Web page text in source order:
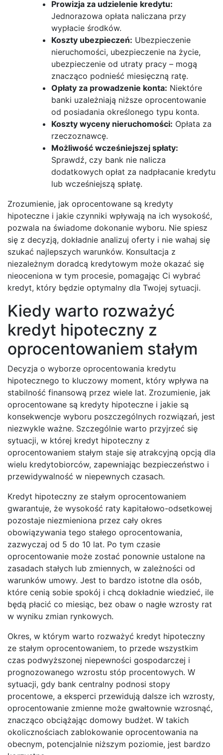
Prowizja za udzielenie kredytu:
Jednorazowa opłata naliczana przy
wypłacie środków.
Koszty ubezpieczeń: Ubezpieczenie
nieruchomości, ubezpieczenie na życie,
ubezpieczenie od utraty pracy – mogą
znacząco podnieść miesięczną ratę.
Opłaty za prowadzenie konta: Niektóre
banki uzależniają niższe oprocentowanie
od posiadania określonego typu konta.
Koszty wyceny nieruchomości: Opłata za
rzeczoznawcę.
Możliwość wcześniejszej spłaty:
Sprawdź, czy bank nie nalicza
dodatkowych opłat za nadpłacanie kredytu
lub wcześniejszą spłatę.
Zrozumienie, jak oprocentowane są kredyty
hipoteczne i jakie czynniki wpływają na ich wysokość,
pozwala na świadome dokonanie wyboru. Nie spiesz
się z decyzją, dokładnie analizuj oferty i nie wahaj się
szukać najlepszych warunków. Konsultacja z
niezależnym doradcą kredytowym może okazać się
nieoceniona w tym procesie, pomagając Ci wybrać
kredyt, który będzie optymalny dla Twojej sytuacji.
Kiedy warto rozważyć
kredyt hipoteczny z
oprocentowaniem stałym
Decyzja o wyborze oprocentowania kredytu
hipotecznego to kluczowy moment, który wpływa na
stabilność finansową przez wiele lat. Zrozumienie, jak
oprocentowane są kredyty hipoteczne i jakie są
konsekwencje wyboru poszczególnych rozwiązań, jest
niezwykle ważne. Szczególnie warto przyjrzeć się
sytuacji, w której kredyt hipoteczny z
oprocentowaniem stałym staje się atrakcyjną opcją dla
wielu kredytobiorców, zapewniając bezpieczeństwo i
przewidywalność w niepewnych czasach.
Kredyt hipoteczny ze stałym oprocentowaniem
gwarantuje, że wysokość raty kapitałowo-odsetkowej
pozostaje niezmieniona przez cały okres
obowiązywania tego stałego oprocentowania,
zazwyczaj od 5 do 10 lat. Po tym czasie
oprocentowanie może zostać ponownie ustalone na
zasadach stałych lub zmiennych, w zależności od
warunków umowy. Jest to bardzo istotne dla osób,
które cenią sobie spokój i chcą dokładnie wiedzieć, ile
będą płacić co miesiąc, bez obaw o nagłe wzrosty rat
w wyniku zmian rynkowych.
Okres, w którym warto rozważyć kredyt hipoteczny
ze stałym oprocentowaniem, to przede wszystkim
czas podwyższonej niepewności gospodarczej i
prognozowanego wzrostu stóp procentowych. W
sytuacji, gdy bank centralny podnosi stopy
procentowe, a eksperci przewidują dalsze ich wzrosty,
oprocentowanie zmienne może gwałtownie wzrosnąć,
znacząco obciążając domowy budżet. W takich
okolicznościach zablokowanie oprocentowania na
obecnym, potencjalnie niższym poziomie, jest bardzo